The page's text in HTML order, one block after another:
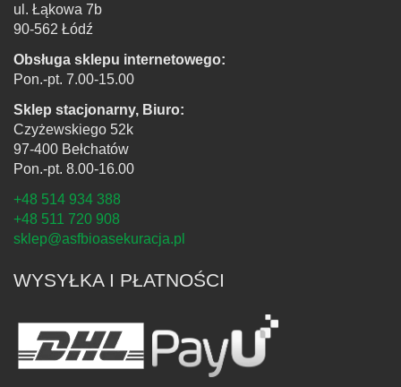
ul. Łąkowa 7b
90-562 Łódź
Obsługa sklepu internetowego:
Pon.-pt. 7.00-15.00
Sklep stacjonarny, Biuro:
Czyżewskiego 52k
97-400 Bełchatów
Pon.-pt. 8.00-16.00
+48 514 934 388
+48 511 720 908
sklep@asfbioasekuracja.pl
WYSYŁKA I PŁATNOŚCI